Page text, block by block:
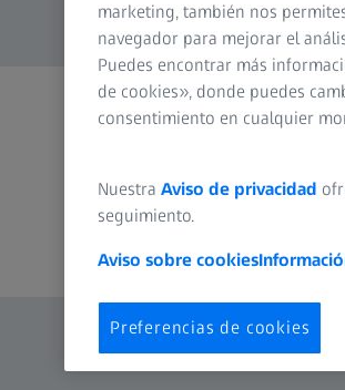
marketing, también nos
navegador para mejorar el
Puedes encontrar más
de cookies», donde puedes
consentimiento en cualquier
Nuestra Aviso de privacidad
seguimiento.
Aviso sobre cookies
Preferencias de cookies